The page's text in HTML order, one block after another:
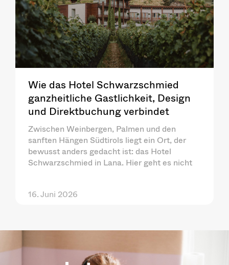
Wie das Hotel Schwarzschmied
ganzheitliche Gastlichkeit, Design
und Direktbuchung verbindet
Zwischen Weinbergen, Palmen und den
sanften Hängen Südtirols liegt ein Ort, der
bewusst anders gedacht ist: das Hotel
Schwarzschmied in Lana. Hier geht es nicht
16. Juni 2026